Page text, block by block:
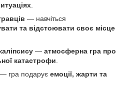
— навчіться
та відстоювати своє місце
— атмосферна гра про
катастрофи
— гра подарує емоції, жарти та